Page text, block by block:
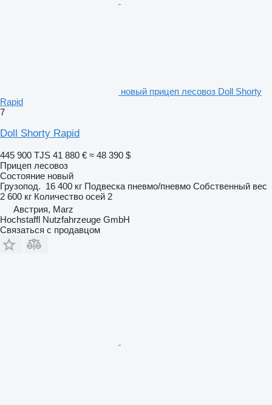
новый прицеп лесовоз Doll Shorty
Rapid
7
Doll Shorty Rapid
445 900 TJS 41 880 € ≈ 48 390 $
Прицеп лесовоз
Состояние новый
Грузопод. 16 400 кг Подвеска пневмо/пневмо Собственный вес
2 600 кг Количество осей 2
Австрия, Marz
Hochstaffl Nutzfahrzeuge GmbH
Связаться с продавцом